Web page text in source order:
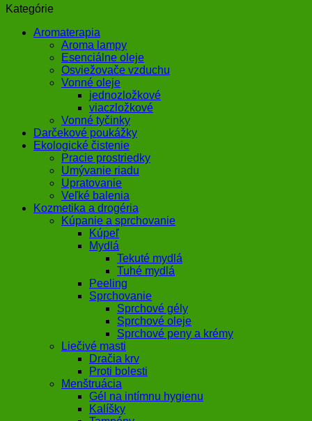
Kategórie
Aromaterapia
Aroma lampy
Esenciálne oleje
Osviežovače vzduchu
Vonné oleje
jednozložkové
viaczložkové
Vonné tyčinky
Darčekové poukážky
Ekologické čistenie
Pracie prostriedky
Umývanie riadu
Upratovanie
Veľké balenia
Kozmetika a drogéria
Kúpanie a sprchovanie
Kúpeľ
Mydlá
Tekuté mydlá
Tuhé mydlá
Peeling
Sprchovanie
Sprchové gély
Sprchové oleje
Sprchové peny a krémy
Liečivé masti
Dračia krv
Proti bolesti
Menštruácia
Gél na intímnu hygienu
Kalíšky